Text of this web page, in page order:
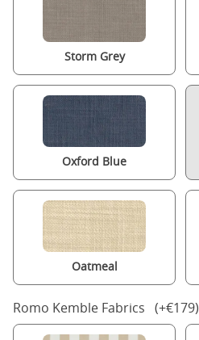
Storm Grey
Oxford Blue
Oatmeal
Romo Kemble Fabrics (+€179)